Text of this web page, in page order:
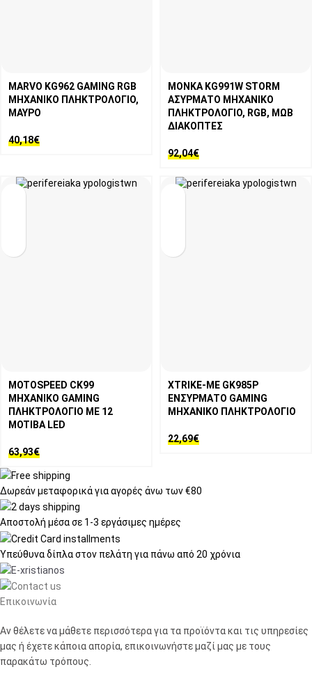
MARVO KG962 GAMING RGB
ΜΗΧΑΝΙΚΟ ΠΛΗΚΤΡΟΛΟΓΙΟ,
ΜΑΥΡΟ
40,18€
MONKA KG991W STORM
ΑΣΥΡΜΑΤΟ ΜΗΧΑΝΙΚΟ
ΠΛΗΚΤΡΟΛΟΓΙΟ, RGB, ΜΩΒ
ΔΙΑΚΟΠΤΕΣ
92,04€
MOTOSPEED CK99
ΜΗΧΑΝΙΚΟ GAMING
ΠΛΗΚΤΡΟΛΟΓΙΟ ME 12
MOTIBA LED
63,93€
XTRIKE-ME GK985P
ΕΝΣΥΡΜΑΤΟ GAMING
ΜΗΧΑΝΙΚΟ ΠΛΗΚΤΡΟΛΟΓΙΟ
22,69€
Δωρεάν μεταφορικάγια αγορές άνω των €80
Αποστολή μέσα σε 1-3 εργάσιμες ημέρες
Υπεύθυνα δίπλα στον πελάτη για πάνω από 20 χρόνια
Επικοινωνία
Αν θέλετε να μάθετε περισσότερα για τα προϊόντα και τις υπηρεσίες
μας ή έχετε κάποια απορία, επικοινωνήστε μαζί μας με τους
παρακάτω τρόπους.